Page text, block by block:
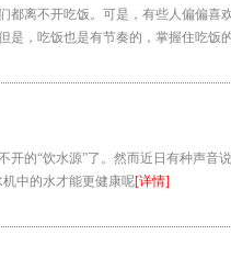
都离不开吃饭。可是，有些人偏偏喜
是，吃饭也是有节奏的，掌握住吃饭
开的“饮水源”了。然而近日有种声音
中的水才能更健康呢[详情]